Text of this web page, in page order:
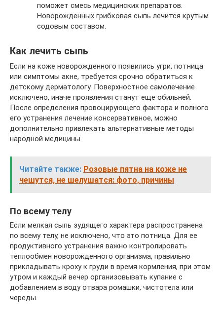
поможет смесь медицинских препаратов.
Новорожденных грибковая сыпь лечится крутым
содовым составом.
Как лечить сыпь
Если на коже новорожденного появились угри, потница
или симптомы акне, требуется срочно обратиться к
детскому дерматологу. Поверхностное самолечение
исключено, иначе проявления станут еще обильней.
После определения провоцирующего фактора и полного
его устранения лечение консервативное, можно
дополнительно привлекать альтернативные методы
народной медицины.
Читайте также: Розовые пятна на коже не
чешутся, не шелушатся: фото, причины
По всему телу
Если мелкая сыпь зудящего характера распространена
по всему телу, не исключено, что это потница. Для ее
продуктивного устранения важно контролировать
теплообмен новорожденного организма, правильно
прикладывать кроху к груди в время кормления, при этом
утром и каждый вечер организовывать купание с
добавлением в воду отвара ромашки, чистотела или
череды.